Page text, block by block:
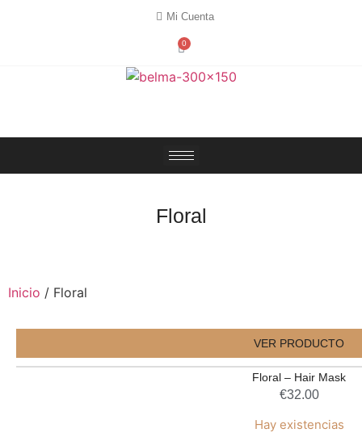
Mi Cuenta
0
Floral
Inicio / Floral
VER PRODUCTO
Floral – Hair Mask
€32.00
Hay existencias